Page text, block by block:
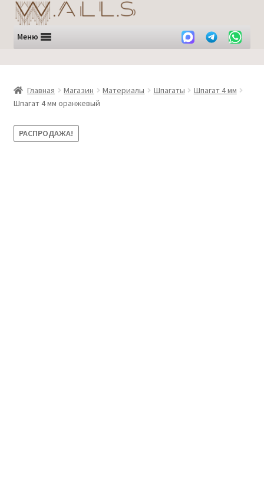
Перейти
к
навигации
Перейти
к
содержимому
Меню
Главная Магазин Материалы Шпагаты
Шпагат 4 мм
Шпагат 4 мм оранжевый
РАСПРОДАЖА!